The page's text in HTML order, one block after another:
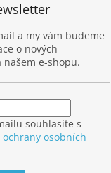
a my vám budeme
o nových
e-shopu.
souhlasíte s
osobních